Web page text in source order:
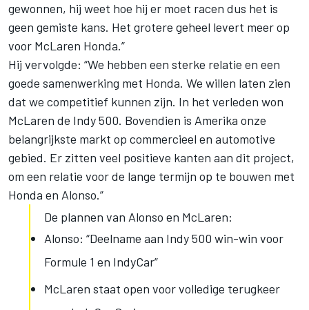
gewonnen, hij weet hoe hij er moet racen dus het is
geen gemiste kans. Het grotere geheel levert meer op
voor McLaren Honda.”
Hij vervolgde: “We hebben een sterke relatie en een
goede samenwerking met Honda. We willen laten zien
dat we competitief kunnen zijn. In het verleden won
McLaren de Indy 500. Bovendien is Amerika onze
belangrijkste markt op commercieel en automotive
gebied. Er zitten veel positieve kanten aan dit project,
om een relatie voor de lange termijn op te bouwen met
Honda en Alonso.”
De plannen van Alonso en McLaren:
Alonso: “Deelname aan Indy 500 win-win voor
Formule 1 en IndyCar”
McLaren staat open voor volledige terugkeer